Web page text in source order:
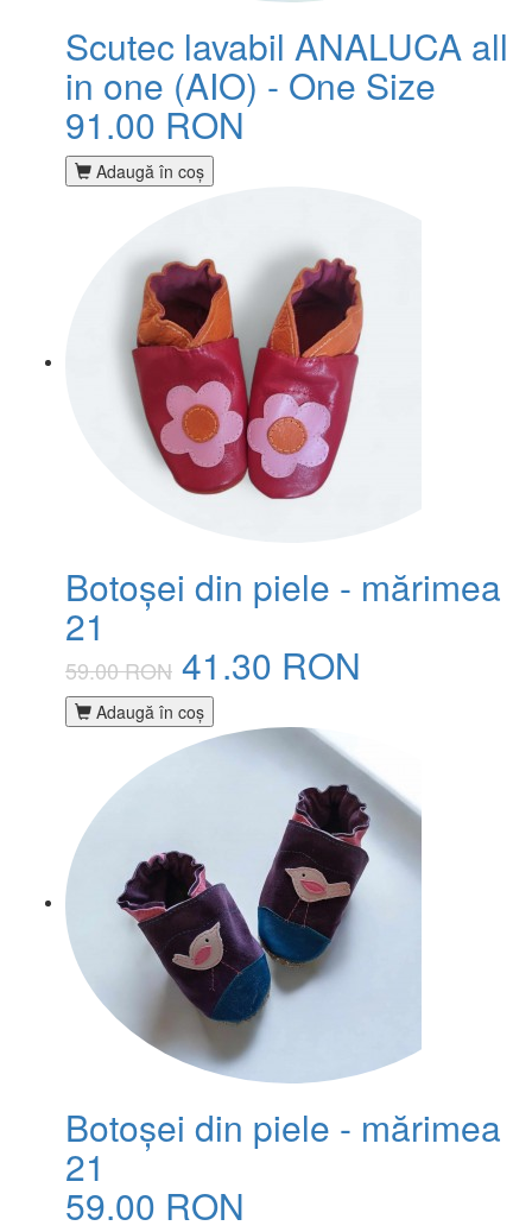
Scutec lavabil ANALUCA all
in one (AIO) - One Size
91.00 RON
Adaugă în coş
Botoșei din piele - mărimea
21
59.00 RON 41.30 RON
Adaugă în coş
Botoșei din piele - mărimea
21
59.00 RON